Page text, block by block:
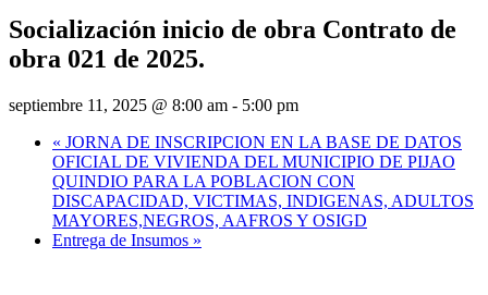
Socialización inicio de obra Contrato de
obra 021 de 2025.
septiembre 11, 2025 @ 8:00 am - 5:00 pm
« JORNA DE INSCRIPCION EN LA BASE DE DATOS
OFICIAL DE VIVIENDA DEL MUNICIPIO DE PIJAO
QUINDIO PARA LA POBLACION CON
DISCAPACIDAD, VICTIMAS, INDIGENAS, ADULTOS
MAYORES,NEGROS, AAFROS Y OSIGD
Entrega de Insumos »